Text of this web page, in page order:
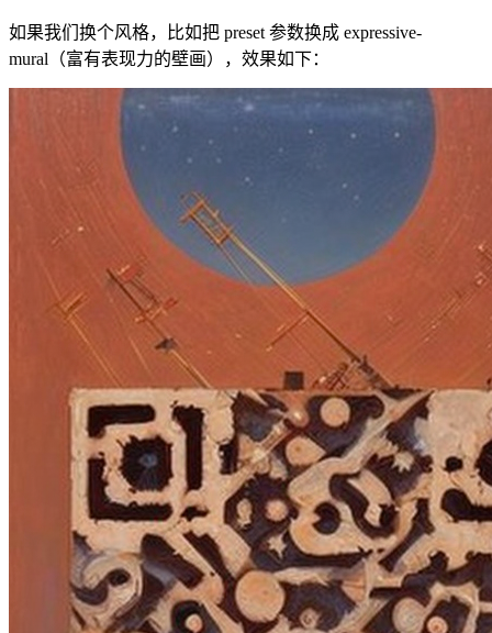
如果我们换个风格，比如把 preset 参数换成 expressive-
mural（富有表现力的壁画），效果如下：